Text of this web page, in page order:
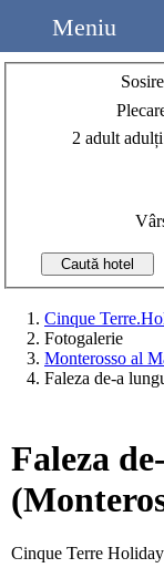
Meniu
Sosire
2 adult adulți
Caută hotel
Cinque
Fotogalerie
Monterosso al
Faleza de-a
Faleza
Cinque Terre